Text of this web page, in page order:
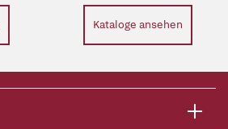
Kataloge ansehen